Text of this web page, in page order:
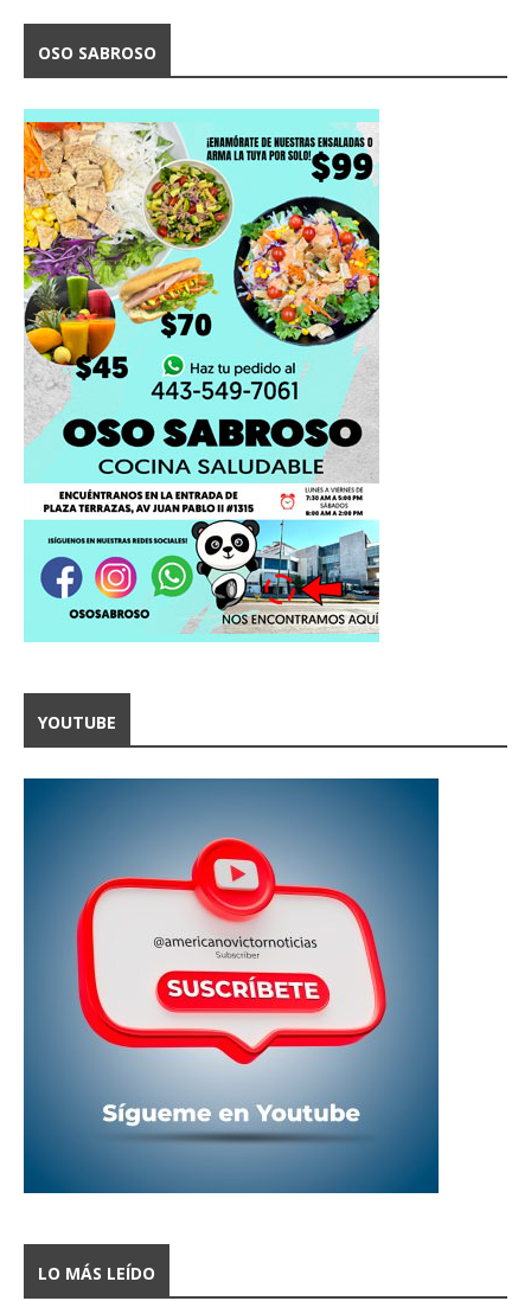
OSO SABROSO
YOUTUBE
LO MÁS LEÍDO